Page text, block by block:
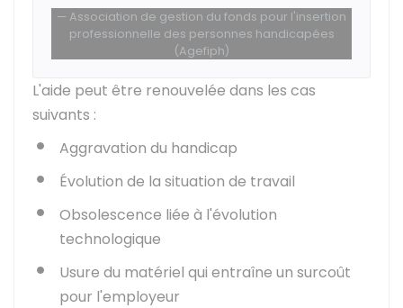
Association de gestion du fonds pour l'insertion
professionnelle des personnes handicapées
(Agefiph)
L'aide peut être renouvelée dans les cas
suivants :
Aggravation du handicap
Évolution de la situation de travail
Obsolescence liée à l'évolution
technologique
Usure du matériel qui entraîne un surcoût
pour l'employeur